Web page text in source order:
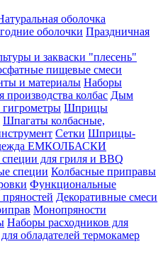
оболочка
оболочки Праздничная
и закваски "плесень"
пищевые смеси
и материалы Наборы
производства колбас Дым
Шприцы
Шпагаты колбасные,
Сетки Шприцы-
ЕМКОЛБАСКИ
для гриля и BBQ
специи Колбасные приправы
Функциональные
Декоративные смеси
Монопряности
Наборы расходников для
обладателей термокамер